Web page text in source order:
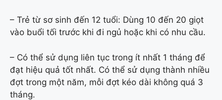
– Trẻ từ sơ sinh đến 12 tuổi: Dùng 10 đến 20 giọt
vào buổi tối trước khi đi ngủ hoặc khi có nhu cầu.
– Có thể sử dụng liên tục trong ít nhất 1 tháng để
đạt hiệu quả tốt nhất. Có thể sử dụng thành nhiều
đợt trong một năm, mỗi đợt kéo dài không quá 3
tháng.